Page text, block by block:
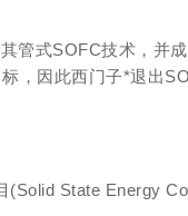
管式SOFC技术，并
，因此西门子*退出
(Solid State Energy